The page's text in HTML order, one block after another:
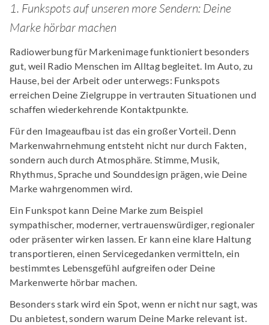
1. Funkspots auf unseren more Sendern: Deine
Marke hörbar machen
Radiowerbung für Markenimage funktioniert besonders
gut, weil Radio Menschen im Alltag begleitet. Im Auto, zu
Hause, bei der Arbeit oder unterwegs: Funkspots
erreichen Deine Zielgruppe in vertrauten Situationen und
schaffen wiederkehrende Kontaktpunkte.
Für den Imageaufbau ist das ein großer Vorteil. Denn
Markenwahrnehmung entsteht nicht nur durch Fakten,
sondern auch durch Atmosphäre. Stimme, Musik,
Rhythmus, Sprache und Sounddesign prägen, wie Deine
Marke wahrgenommen wird.
Ein Funkspot kann Deine Marke zum Beispiel
sympathischer, moderner, vertrauenswürdiger, regionaler
oder präsenter wirken lassen. Er kann eine klare Haltung
transportieren, einen Servicegedanken vermitteln, ein
bestimmtes Lebensgefühl aufgreifen oder Deine
Markenwerte hörbar machen.
Besonders stark wird ein Spot, wenn er nicht nur sagt, was
Du anbietest, sondern warum Deine Marke relevant ist.